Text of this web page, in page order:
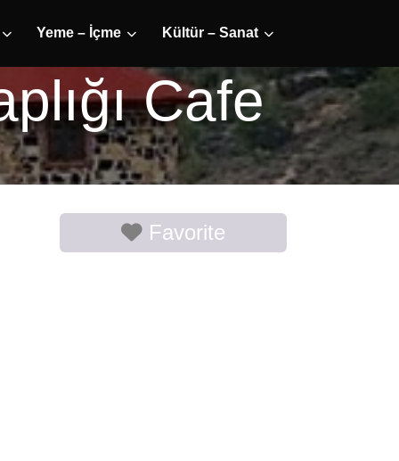
Yeme – İçme Kültür – Sanat
Cafe
Favorite